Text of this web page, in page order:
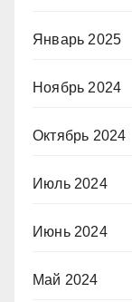
Январь 2025
Ноябрь 2024
Октябрь 2024
Июль 2024
Июнь 2024
Май 2024